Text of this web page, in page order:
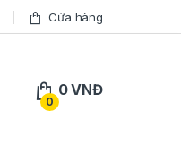
Cửa hàng
0
0VNĐ